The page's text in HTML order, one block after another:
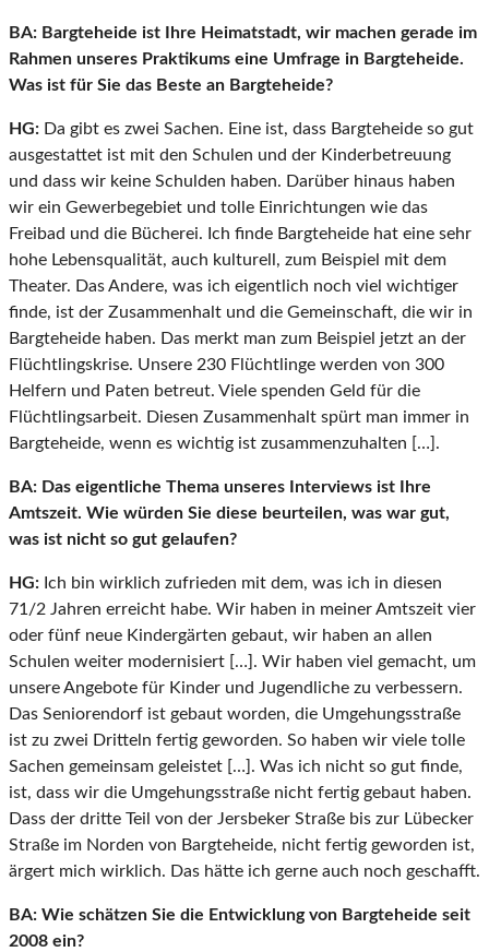
BA: Bargteheide ist Ihre Heimatstadt, wir machen gerade im
Rahmen unseres Praktikums eine Umfrage in Bargteheide.
Was ist für Sie das Beste an Bargteheide?
HG: Da gibt es zwei Sachen. Eine ist, dass Bargteheide so gut
ausgestattet ist mit den Schulen und der Kinderbetreuung
und dass wir keine Schulden haben. Darüber hinaus haben
wir ein Gewerbegebiet und tolle Einrichtungen wie das
Freibad und die Bücherei. Ich finde Bargteheide hat eine sehr
hohe Lebensqualität, auch kulturell, zum Beispiel mit dem
Theater. Das Andere, was ich eigentlich noch viel wichtiger
finde, ist der Zusammenhalt und die Gemeinschaft, die wir in
Bargteheide haben. Das merkt man zum Beispiel jetzt an der
Flüchtlingskrise. Unsere 230 Flüchtlinge werden von 300
Helfern und Paten betreut. Viele spenden Geld für die
Flüchtlingsarbeit. Diesen Zusammenhalt spürt man immer in
Bargteheide, wenn es wichtig ist zusammenzuhalten […].
BA: Das eigentliche Thema unseres Interviews ist Ihre
Amtszeit. Wie würden Sie diese beurteilen, was war gut,
was ist nicht so gut gelaufen?
HG: Ich bin wirklich zufrieden mit dem, was ich in diesen
71/2 Jahren erreicht habe. Wir haben in meiner Amtszeit vier
oder fünf neue Kindergärten gebaut, wir haben an allen
Schulen weiter modernisiert […]. Wir haben viel gemacht, um
unsere Angebote für Kinder und Jugendliche zu verbessern.
Das Seniorendorf ist gebaut worden, die Umgehungsstraße
ist zu zwei Dritteln fertig geworden. So haben wir viele tolle
Sachen gemeinsam geleistet […]. Was ich nicht so gut finde,
ist, dass wir die Umgehungsstraße nicht fertig gebaut haben.
Dass der dritte Teil von der Jersbeker Straße bis zur Lübecker
Straße im Norden von Bargteheide, nicht fertig geworden ist,
ärgert mich wirklich. Das hätte ich gerne auch noch geschafft.
BA: Wie schätzen Sie die Entwicklung von Bargteheide seit
2008 ein?